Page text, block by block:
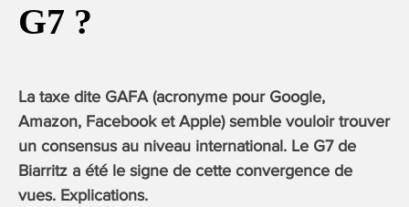
G7 ?
La taxe dite GAFA (acronyme pour Google,
Amazon, Facebook et Apple) semble vouloir trouver
un consensus au niveau international. Le G7 de
Biarritz a été le signe de cette convergence de
vues. Explications.